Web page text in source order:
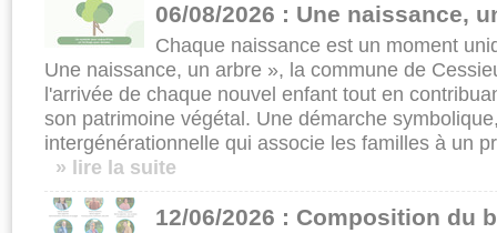
06/08/2026 : Une naissance,
Chaque naissance est un moment
Une naissance, un arbre », la commune de
l'arrivée de chaque nouvel enfant tout en
son patrimoine végétal. Une démarche
intergénérationnelle qui associe les familles à un
» lire la suite
12/06/2026 : Composition du